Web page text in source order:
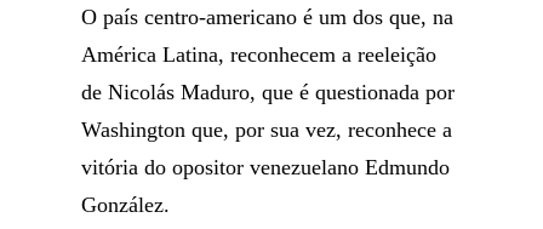
O país centro-americano é um dos que, na
América Latina, reconhecem a reeleição
de Nicolás Maduro, que é questionada por
Washington que, por sua vez, reconhece a
vitória do opositor venezuelano Edmundo
González.